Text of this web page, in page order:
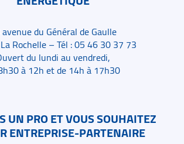
du Général de Gaulle
Rochelle – Tél : 05 46 30 37 73
du lundi au vendredi,
à 12h et de 14h à 17h30
UN PRO ET VOUS SOUHAITEZ
ENTREPRISE-PARTENAIRE